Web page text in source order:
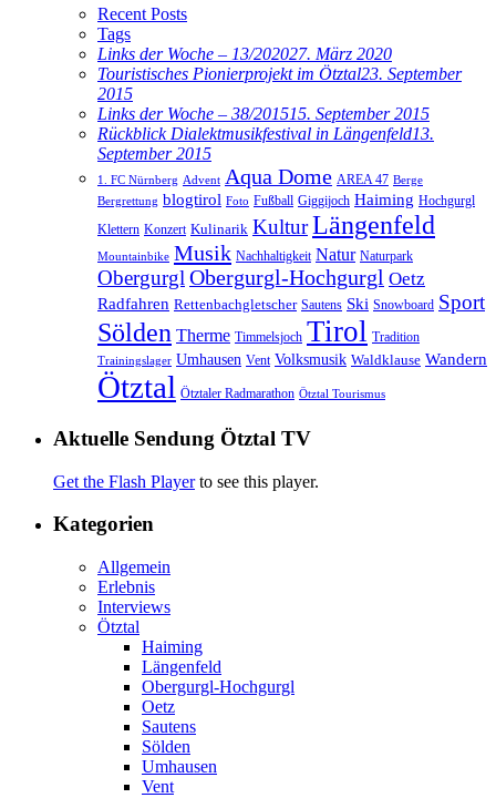
Recent Posts
Tags
Links der Woche – 13/202027. März 2020
Touristisches Pionierprojekt im Ötztal23. September
2015
Links der Woche – 38/201515. September 2015
Rückblick Dialektmusikfestival in Längenfeld13.
September 2015
1. FC Nürnberg Advent Aqua Dome AREA 47 Berge
Bergrettung blogtirol Foto Fußball Giggijoch Haiming Hochgurgl
Klettern Konzert Kulinarik KulturLängenfeld
Mountainbike Musik Nachhaltigkeit Natur Naturpark
ObergurglObergurgl-Hochgurgl Oetz
Radfahren Rettenbachgletscher Sautens Ski Snowboard Sport
Sölden Therme Timmelsjoch Tirol Tradition
Trainingslager Umhausen Vent Volksmusik Waldklause Wandern
Ötztal Ötztaler Radmarathon Ötztal Tourismus
Aktuelle Sendung Ötztal TV
Get the Flash Playerto see this player.
Kategorien
Allgemein
Erlebnis
Interviews
Ötztal
Haiming
Längenfeld
Obergurgl-Hochgurgl
Oetz
Sautens
Sölden
Umhausen
Vent